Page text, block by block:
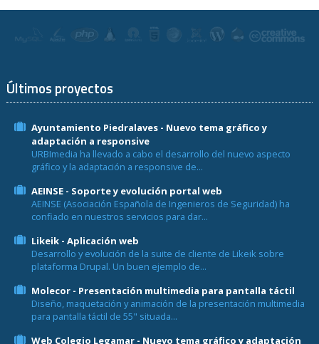
Últimos proyectos
Ayuntamiento Piedralaves - Nuevo tema gráfico y
adaptación a responsive
URBImedia ha llevado a cabo el desarrollo del nuevo aspecto
gráfico y la adaptación a responsive de...
AEINSE - Soporte y evolución portal web
AEINSE (Asociación Española de Ingenieros de Seguridad) ha
confiado en nuestros servicios para dar...
Likeik - Aplicación web
Desarrollo y evolución de la suite de cliente de Likeik sobre
plataforma Drupal. Un buen ejemplo de...
Molecor - Presentación multimedia para pantalla táctil
Diseño, maquetación y animación de la presentación multimedia
para pantalla táctil de 55" situada...
Web Colegio Legamar - Nuevo tema gráfico y adaptación